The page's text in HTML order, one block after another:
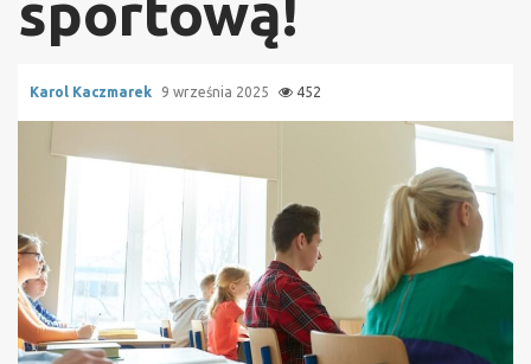
Karol Kaczmarek 9 września 2025 452